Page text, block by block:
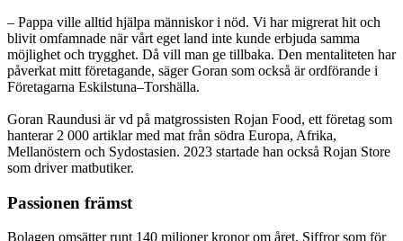
– Pappa ville alltid hjälpa människor i nöd. Vi har migrerat hit och
blivit omfamnade när vårt eget land inte kunde erbjuda samma
möjlighet och trygghet. Då vill man ge tillbaka. Den mentaliteten har
påverkat mitt företagande, säger Goran som också är ordförande i
Företagarna Eskilstuna–Torshälla.
Goran Raundusi är vd på matgrossisten Rojan Food, ett företag som
hanterar 2 000 artiklar med mat från södra Europa, Afrika,
Mellanöstern och Sydostasien. 2023 startade han också Rojan Store
som driver matbutiker.
Passionen främst
Bolagen omsätter runt 140 miljoner kronor om året. Siffror som för